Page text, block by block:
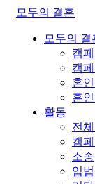
모두의 결혼
모두의 결
캠
캠
혼
혼
활동
전체
캠
소송
입법